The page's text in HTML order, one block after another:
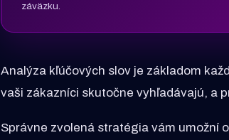
záväzku.
Analýza kľúčových slov je základom
vaši zákazníci skutočne vyhľadávajú, a
Správne zvolená stratégia vám umožní